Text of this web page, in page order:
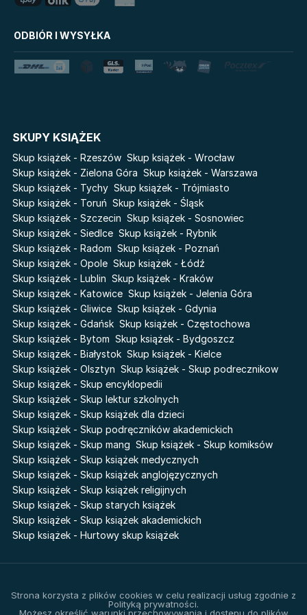
Królestwo kłamstw
Lato
Salt Modern Fiction
The Powerless Trilogy
Cykle
Pamiętniki Wampirów
Basia. Wielka księga.
Poznawaj świat z Basią
The Hazel Wood
Zmierzch
Faye
Katie Maguire
Liceum Freuda
Sherlock Holmes Society
Światy Pilipiuka
Cień od wschodu
Przebudzenie powietrza
Pieśń Lwicy
Akademia wampirów
Karneval
Baśń o złamanym sercu
Prosta zabawa
ODBIÓR I WYSYŁKA
SKUPY KSIĄŻEK
Skup książek - Rzeszów Skup książek - Wrocław
Skup książek - Zielona Góra Skup książek - Warszawa
Skup książek - Tychy Skup książek - Trójmiasto
Skup książek - Toruń Skup książek - Śląsk
Skup książek - Szczecin Skup książek - Sosnowiec
Skup książek - Siedlce Skup książek - Rybnik
Skup książek - Radom Skup książek - Poznań
Skup książek - Opole Skup książek - Łódź
Skup książek - Lublin Skup książek - Kraków
Skup książek - Katowice Skup książek - Jelenia Góra
Skup książek - Gliwice Skup książek - Gdynia
Skup książek - Gdańsk Skup książek - Częstochowa
Skup książek - Bytom Skup książek - Bydgoszcz
Skup książek - Białystok Skup książek - Kielce
Skup książek - Olsztyn Skup książek - Skup podrecznikow
Skup książek - Skup encyklopedii
Skup książek - Skup lektur szkolnych
Skup książek - Skup książek dla dzieci
Skup książek - Skup podręczników akademickich
Skup książek - Skup mang Skup książek - Skup komiksów
Skup książek - Skup książek medycznych
Skup książek - Skup książek anglojęzycznych
Skup książek - Skup książek religijnych
Skup książek - Skup starych książek
Skup książek - Skup książek akademickich
Skup książek - Hurtowy skup książek
Strona korzysta z plików cookies w celu realizacji usług zgodnie z
Polityką prywatności.